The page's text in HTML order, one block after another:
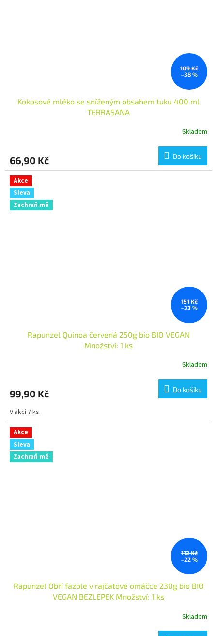
109 Kč
–38 %
Kokosové mléko se sníženým obsahem tuku 400 ml
TERRASANA
Skladem
66,90 Kč Do košíku
Akce
Sleva
Zachraň mě
151 Kč
–33 %
Rapunzel Quinoa červená 250g bio BIO VEGAN
Množství: 1 ks
Skladem
99,90 Kč Do košíku
V akci 7 ks.
Akce
Sleva
Zachraň mě
112 Kč
–22 %
Rapunzel Obří fazole v rajčatové omáčce 230g bio BIO
VEGAN BEZLEPEK Množství: 1 ks
Skladem